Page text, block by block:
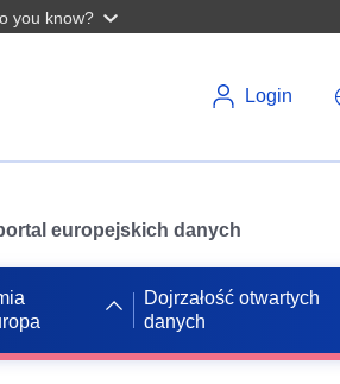
you know?
Login
europejskich danych
Dojrzałość otwartych
danych